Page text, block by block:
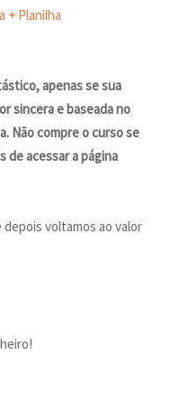
+ Planilha
apenas se sua
sincera e baseada no
Não compre o curso se
de acessar a página
voltamos ao valor